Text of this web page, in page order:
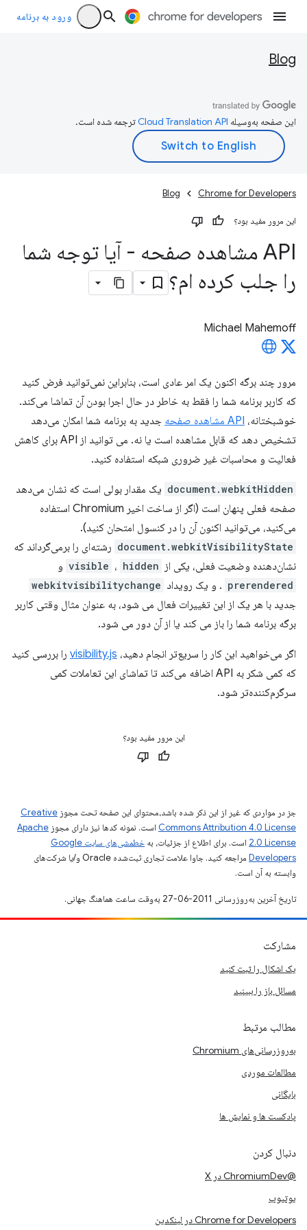
ورود به برنامه
Blog
این صفحه به‌وسیله ترجمه شده است.
Chrome for Developers
Blog
این مرور مفید بود؟
API مشاهده صفحه - آیا توجه شما
را جلب کرده ام؟
Michael Mahemoff
مرور چند برگه اکنون یک امر عادی است، بنابراین نمی‌توانید فرض کنید
که کاربر برنامه شما را فقط به خاطر در حال اجرا بودن آن تماشا می‌کند.
خوشبختانه، API مشاهده صفحه
جدید به برنامه شما امکان می‌دهد
تشخیص دهد که قابل مشاهده است یا نه. می توانید از API برای کاهش
فعالیت و محاسبات غیر ضروری شبکه استفاده کنید.
document.webkitHidden یک مقدار بولی است که نشان می‌دهد
صفحه فعلی پنهان است (اگر از ساخت اخیر Chromium استفاده
می‌کنید، می‌توانید اکنون آن را در کنسول امتحان کنید).
document.webkitVisibilityState رشته‌ای را برمی‌گرداند که
نشان‌دهنده وضعیت فعلی، یکی از
visible ، hidden و
prerendered . و یک رویداد webkitvisibilitychange
جدید با هر یک از این تغییرات فعال می شود، به عنوان مثال وقتی کاربر
برگه برنامه شما را باز می کند یا از آن دور می شود.
اگر می‌خواهید این کار را سریع‌تر انجام دهید، visibility.js را بررسی کنید
که کمی شکر به API اضافه می‌کند تا تماشای این تعاملات کمی
سرگرم‌کننده‌تر شود.
این مرور مفید بود؟
جز در مواردی که غیر از این ذکر شده باشد،‌محتوای این صفحه تحت مجوز Creative
Commons Attribution 4.0 License است. نمونه کدها نیز دارای مجوز Apache
2.0 License است. برای اطلاع از جزئیات، به
خطمشی‌های سایت Google
Developers‏
مراجعه کنید. جاوا علامت تجاری ثبت‌شده Oracle و/یا شرکت‌های
وابسته به آن است.
تاریخ آخرین به‌روزرسانی 2011-06-27 به‌وقت ساعت هماهنگ جهانی.
مشارکت
یک اشکال را ثبت کنید
مسائل باز را ببینید
مطالب مرتبط
به‌روزرسانی‌های Chromium
مطالعات موردی
بایگانی
پادکست ها و نمایش ها
دنبال کردن
@ChromiumDev در X
یوتیوب
Chrome for Developers در لینکدین